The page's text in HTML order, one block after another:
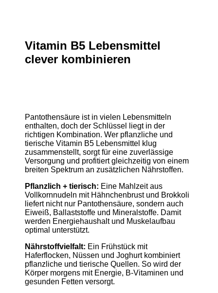
Vitamin B5 Lebensmittel
clever kombinieren
Pantothensäure ist in vielen Lebensmitteln
enthalten, doch der Schlüssel liegt in der
richtigen Kombination. Wer pflanzliche und
tierische Vitamin B5 Lebensmittel klug
zusammenstellt, sorgt für eine zuverlässige
Versorgung und profitiert gleichzeitig von einem
breiten Spektrum an zusätzlichen Nährstoffen.
Pflanzlich + tierisch: Eine Mahlzeit aus
Vollkornnudeln mit Hähnchenbrust und Brokkoli
liefert nicht nur Pantothensäure, sondern auch
Eiweiß, Ballaststoffe und Mineralstoffe. Damit
werden Energiehaushalt und Muskelaufbau
optimal unterstützt.
Nährstoffvielfalt: Ein Frühstück mit
Haferflocken, Nüssen und Joghurt kombiniert
pflanzliche und tierische Quellen. So wird der
Körper morgens mit Energie, B-Vitaminen und
gesunden Fetten versorgt.